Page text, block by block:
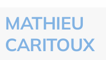
MATHIEU
CARITOUX